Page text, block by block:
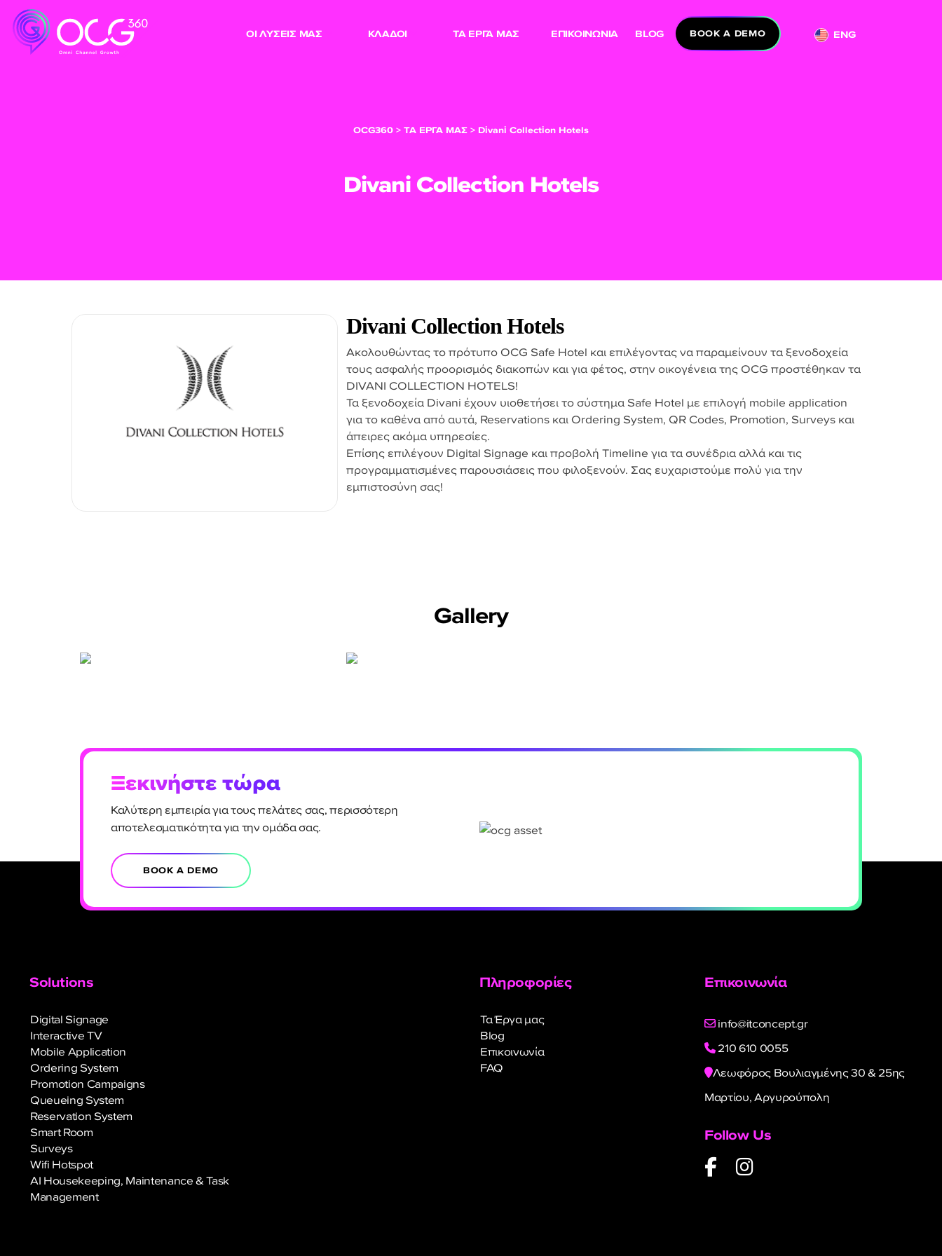
ΟΙ ΛΥΣΕΙΣ ΜΑΣ ΚΛΑΔΟΙ ΤΑ ΕΡΓΑ ΜΑΣ ΕΠΙΚΟΙΝΩΝΙΑ BLOG BOOK A DEMO ENG
OCG360 > ΤΑ ΕΡΓΑ ΜΑΣ > Divani Collection Hotels
Divani Collection Hotels
Divani Collection Hotels
Ακολουθώντας το πρότυπο OCG Safe Hotel και επιλέγοντας να παραμείνουν τα ξενοδοχεία
τους ασφαλής προορισμός διακοπών και για φέτος, στην οικογένεια της OCG προστέθηκαν τα
DIVANI COLLECTION HOTELS!
Τα ξενοδοχεία Divani έχουν υιοθετήσει το σύστημα Safe Hotel με επιλογή mobile application
για το καθένα από αυτά, Reservations και Ordering System, QR Codes, Promotion, Surveys και
άπειρες ακόμα υπηρεσίες.
Επίσης επιλέγουν Digital Signage και προβολή Timeline για τα συνέδρια αλλά και τις
προγραμματισμένες παρουσιάσεις που φιλοξενούν. Σας ευχαριστούμε πολύ για την
εμπιστοσύνη σας!
Gallery
Ξεκινήστε τώρα
Καλύτερη εμπειρία για τους πελάτες σας, περισσότερη
αποτελεσματικότητα για την ομάδα σας.
BOOK A DEMO
Solutions
Digital Signage
Interactive TV
Mobile Application
Ordering System
Promotion Campaigns
Queueing System
Reservation System
Smart Room
Surveys
Wifi Hotspot
AI Housekeeping, Maintenance & Task
Management
Πληροφορίες
Τα Έργα μας
Blog
Επικοινωνία
FAQ
Επικοινωνία
info@itconcept.gr
210 610 0055
Λεωφόρος Βουλιαγμένης 30 & 25ης
Μαρτίου, Αργυρούπολη
Follow Us